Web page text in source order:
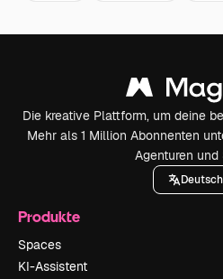
Die kreative Plattform, um deine
Mehr als 1 Million Abonnenten
Agenturen und
Deutsch
Produkte
Spaces
KI-Assistent